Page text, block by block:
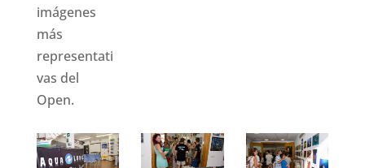
imágenes
más
representati
vas del
Open.